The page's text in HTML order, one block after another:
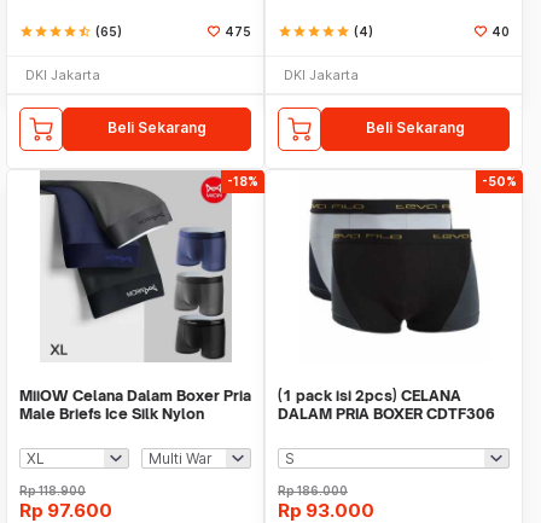
starstarstarstarstar_half (65) 475
DKI Jakarta
Beli Sekarang
starstarstarstarstar (4) 40
DKI Jakarta
Beli Sekarang
-18%
MiiOW Celana Dalam Boxer Pria
Male Briefs Ice Silk Nylon
Rp118.900
Rp 97.600
-50%
(1 pack isi 2pcs) CELANA
DALAM PRIA BOXER CDTF306
Rp186.000
Rp 93.000